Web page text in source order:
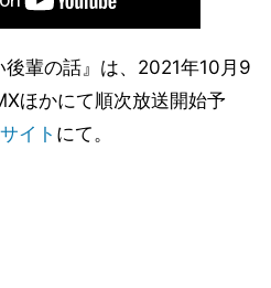
輩の話』は、2021年10月9
ほかにて順次放送開始予
イト にて。